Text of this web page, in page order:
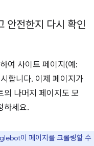
안전한지 다시 확인
여 사이트 페이지(예:
합니다. 이제 페이지가
의 나머지 페이지도 모
하세요.
이 페이지를 크롤링할 수